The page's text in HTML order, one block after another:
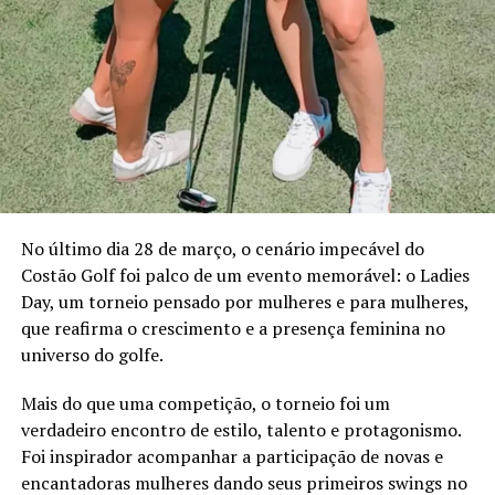
que conecta o mercado financeiro à realidade do campo.
Programação
A participação da ANCORD reforça a importância da
capacitação contínua em um mercado em constante
transformação. Representando a entidade, Orlando
Junior, Diretor de Certificação e Educação Continuada,
competências pode preparar os profissionais para atuar
em segmentos estratégicos da economia brasileira e
acompanhar a evolução das demandas dos investidores.
Eduardo Vanin, Estrategista Sênior de Agricultura da
atual do agronegócio, as oportunidades que o setor abre
para assessores de investimento, os movimentos de
mercado que impactam investidores e como os
profissionais podem ampliar as conversas com seus
No último dia 28 de março, o cenário impecável do
Costão Golf foi palco de um evento memorável: o Ladies
Day, um torneio pensado por mulheres e para mulheres,
que reafirma o crescimento e a presença feminina no
universo do golfe.
Mais do que uma competição, o torneio foi um
verdadeiro encontro de estilo, talento e protagonismo.
Foi inspirador acompanhar a participação de novas e
encantadoras mulheres dando seus primeiros swings no